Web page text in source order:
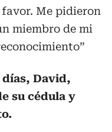
Me pidieron
miembro de mi
días, David,
su cédula y